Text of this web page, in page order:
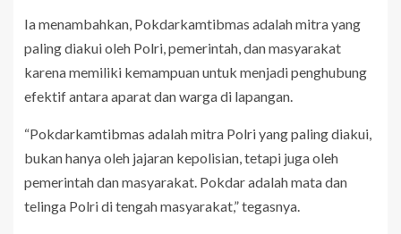
Ia menambahkan, Pokdarkamtibmas adalah mitra yang
paling diakui oleh Polri, pemerintah, dan masyarakat
karena memiliki kemampuan untuk menjadi penghubung
efektif antara aparat dan warga di lapangan.
“Pokdarkamtibmas adalah mitra Polri yang paling diakui,
bukan hanya oleh jajaran kepolisian, tetapi juga oleh
pemerintah dan masyarakat. Pokdar adalah mata dan
telinga Polri di tengah masyarakat,” tegasnya.